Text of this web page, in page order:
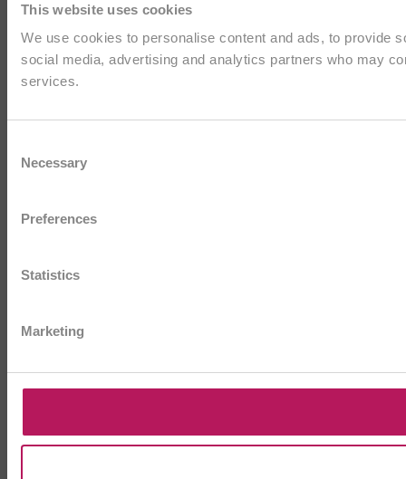
This website uses cookies
We use cookies to personalise content and ads, to provide
social media, advertising and analytics partners who may
services.
Selection
Necessary
Preferences
Statistics
Marketing